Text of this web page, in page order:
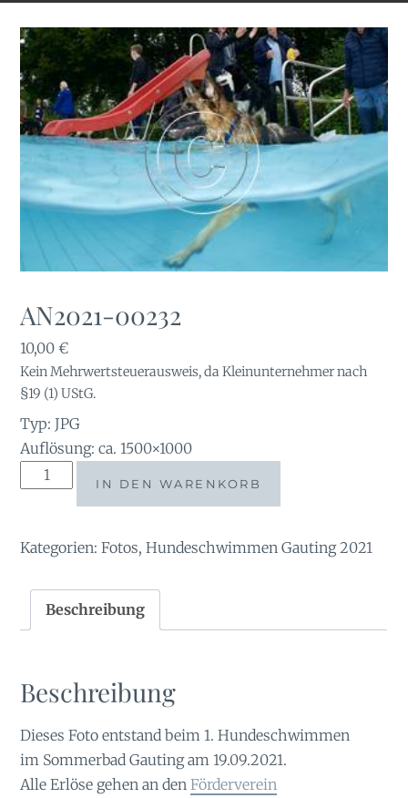
AN2021-00232
10,00€
Kein Mehrwertsteuerausweis, da Kleinunternehmer nach
§19 (1) UStG.
Typ: JPG
Auflösung: ca. 1500×1000
AN2021-
IN DEN WARENKORB
Kategorien:Fotos,Hundeschwimmen Gauting 2021
Beschreibung
Beschreibung
Dieses Foto entstand beim 1. Hundeschwimmen
im Sommerbad Gauting am 19.09.2021.
Alle Erlöse gehen an denFörderverein